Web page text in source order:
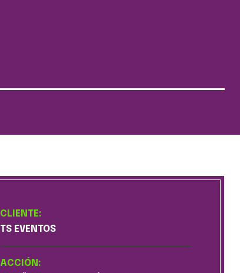
CLIENTE:
TS EVENTOS
ACCIÓN: